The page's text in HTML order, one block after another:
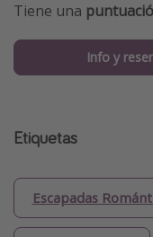
Tiene una
Info y
Etiquetas
Escapadas